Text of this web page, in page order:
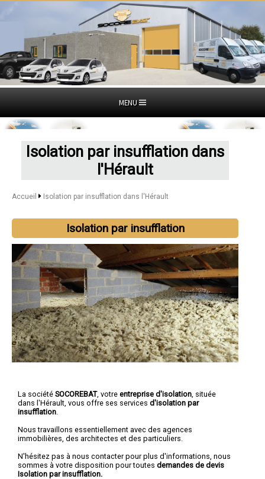
MENU
Isolation par insufflation dans
l'Hérault
Accueil Isolation par insufflation dans l'Hérault
Isolation par insufflation
La société SOCOREBAT, votre entreprise d'isolation , située
dans l'Hérault, vous offre ses services d'isolation par
insufflation
Nous travaillons essentiellement avec des agences
immobilières, des architectes et des particuliers.
N'hésitez pas à nous contacter pour plus d'informations, nous
sommes à votre disposition pour toutes demandes de devis
Isolation par insufflation.